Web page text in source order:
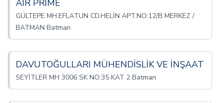
AİR PRİME
GÜLTEPE MH.EFLATUN CD.HELİN APT.NO:12/B MERKEZ /
BATMAN Batman
DAVUTOĞULLARI MÜHENDİSLİK VE İNŞAAT
SEYİTLER MH 3006 SK NO:35 KAT 2 Batman